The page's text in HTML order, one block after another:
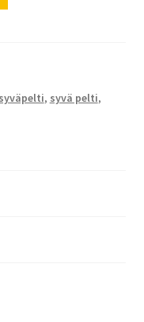
syväpelti, syvä pelti,